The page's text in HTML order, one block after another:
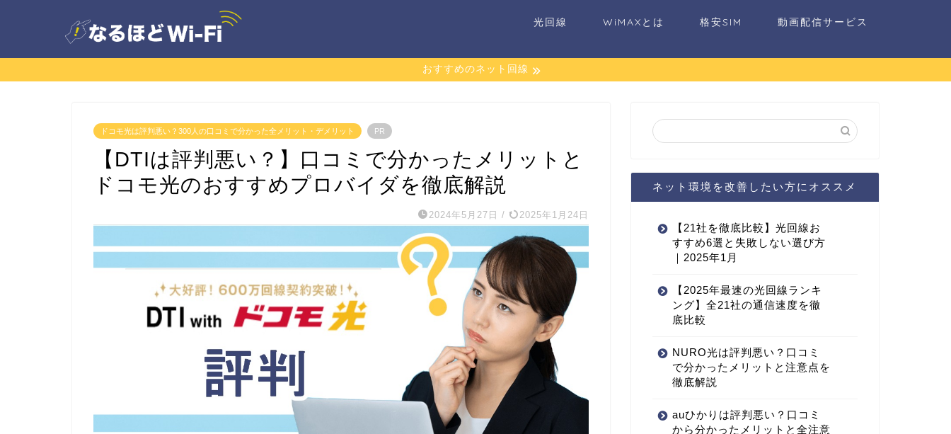
光回線 WiMAXとは 格安SIM 動画配信サービス
おすすめのネット回線
ドコモ光は評判悪い？300人の口コミで分かった全メリット・デメリット PR
【DTIは評判悪い？】口コミで分かったメリットと
ドコモ光のおすすめプロバイダを徹底解説
2024年5月27日 / 2025年1月24日
ネット環境を改善したい方にオススメ
【21社を徹底比較】光回線お
すすめ6選と失敗しない選び方
｜2025年1月
【2025年最速の光回線ランキ
ング】全21社の通信速度を徹
底比較
NURO光は評判悪い？口コミ
で分かったメリットと注意点を
徹底解説
auひかりは評判悪い？口コミ
から分かったメリットと全注意